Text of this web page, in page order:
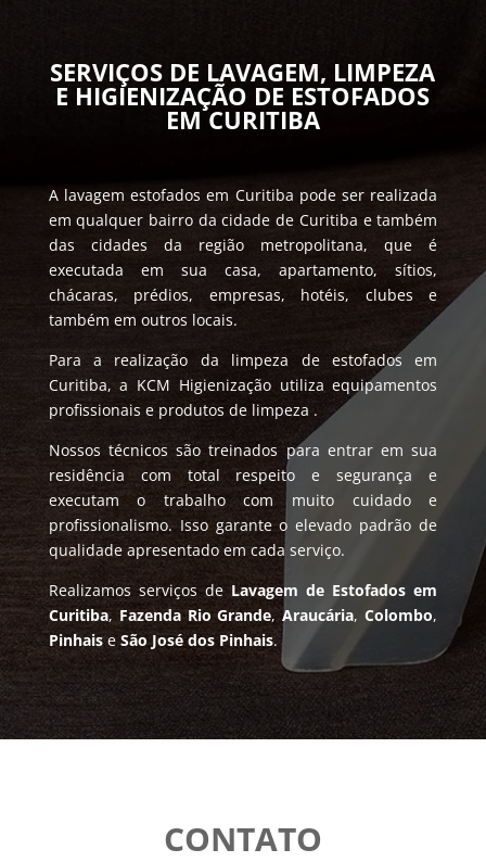
SERVIÇOS DE LAVAGEM, LIMPEZA
E HIGIENIZAÇÃO DE ESTOFADOS
EM CURITIBA
A lavagem estofados em Curitiba pode ser realizada
em qualquer bairro da cidade de Curitiba e também
das cidades da região metropolitana, que é
executada em sua casa, apartamento, sítios,
chácaras, prédios, empresas, hotéis, clubes e
também em outros locais.
Para a realização da limpeza de estofados em
Curitiba, a KCM Higienização utiliza equipamentos
profissionais e produtos de limpeza .
Nossos técnicos são treinados para entrar em sua
residência com total respeito e segurança e
executam o trabalho com muito cuidado e
profissionalismo. Isso garante o elevado padrão de
qualidade apresentado em cada serviço.
Realizamos serviços de Lavagem de Estofados em
Curitiba, Fazenda Rio Grande,Araucária,Colombo,
PinhaiseSão José dos Pinhais.
CONTATO